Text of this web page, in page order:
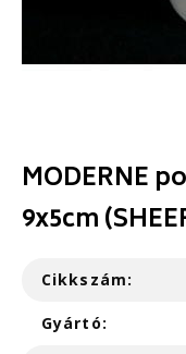
MODERNE
9x5cm
Cikkszám:
Gyártó: